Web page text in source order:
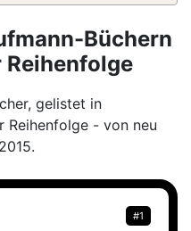
Büchern
gelistet in
Reihenfolge - von neu
#1